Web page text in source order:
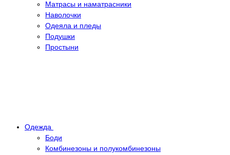
Матрасы и наматрасники
Наволочки
Одеяла и пледы
Подушки
Простыни
Одежда
Боди
Комбинезоны и полукомбинезоны